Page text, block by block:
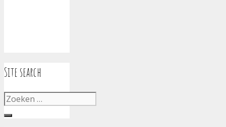
Site search
Zoek